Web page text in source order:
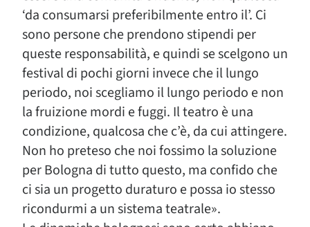
‘da consumarsi preferibilmente entro il’. Ci
sono persone che prendono stipendi per
queste responsabilità, e quindi se scelgono un
festival di pochi giorni invece che il lungo
periodo, noi scegliamo il lungo periodo e non
la fruizione mordi e fuggi. Il teatro è una
condizione, qualcosa che c’è, da cui attingere.
Non ho preteso che noi fossimo la soluzione
per Bologna di tutto questo, ma confido che
ci sia un progetto duraturo e possa io stesso
ricondurmi a un sistema teatrale».